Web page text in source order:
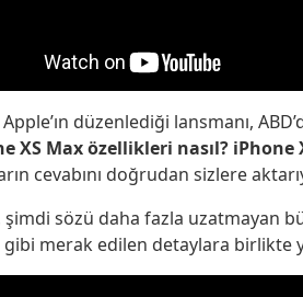
düzenlediği lansmanı,
XS Max özellikleri nasıl? iPhone
cevabını doğrudan sizlere
şimdi sözü daha fazla uzatmayan
gibi merak edilen detaylara birlikte